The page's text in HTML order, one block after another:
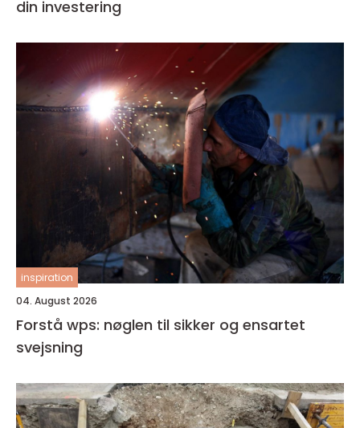
din investering
inspiration
04. August 2026
Forstå wps: nøglen til sikker og ensartet
svejsning